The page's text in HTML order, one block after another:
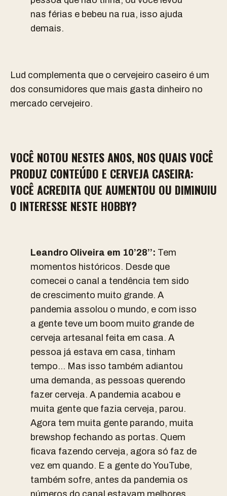
nas férias e bebeu na rua, isso ajuda
demais.
Lud complementa que o cervejeiro caseiro é um
dos consumidores que mais gasta dinheiro no
mercado cervejeiro.
VOCÊ NOTOU NESTES ANOS, NOS QUAIS VOCÊ
PRODUZ CONTEÚDO E CERVEJA CASEIRA:
VOCÊ ACREDITA QUE AUMENTOU OU DIMINUIU
O INTERESSE NESTE HOBBY?
Leandro Oliveira em 10’28’’: Tem
momentos históricos. Desde que
comecei o canal a tendência tem sido
de crescimento muito grande. A
pandemia assolou o mundo, e com isso
a gente teve um boom muito grande de
cerveja artesanal feita em casa. A
pessoa já estava em casa, tinham
tempo… Mas isso também adiantou
uma demanda, as pessoas querendo
fazer cerveja. A pandemia acabou e
muita gente que fazia cerveja, parou.
Agora tem muita gente parando, muita
brewshop fechando as portas. Quem
ficava fazendo cerveja, agora só faz de
vez em quando. E a gente do YouTube,
também sofre, antes da pandemia os
números do canal estavam melhores.